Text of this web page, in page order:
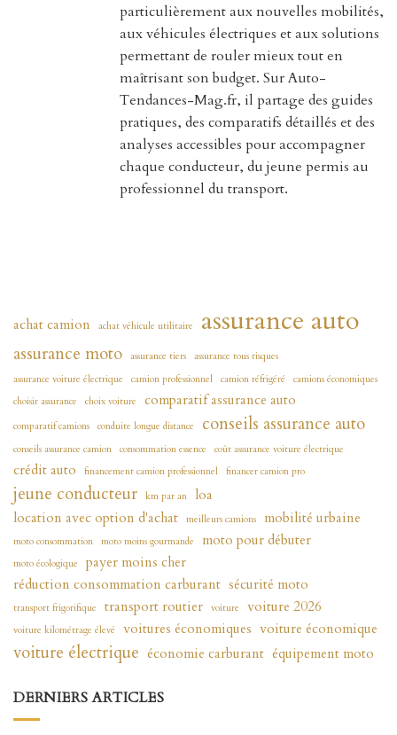
particulièrement aux nouvelles mobilités,
aux véhicules électriques et aux solutions
permettant de rouler mieux tout en
maîtrisant son budget. Sur Auto-
Tendances-Mag.fr, il partage des guides
pratiques, des comparatifs détaillés et des
analyses accessibles pour accompagner
chaque conducteur, du jeune permis au
professionnel du transport.
achat camion achat véhicule utilitaire assurance auto
assurance moto assurance tiers assurance tous risques
assurance voiture électrique
camion professionnel camion réfrigéré
camions économiques
choisir assurance
choix voiture comparatif assurance auto
comparatif camions conduite longue distance conseils assurance auto
conseils assurance camion consommation essence coût assurance voiture électrique
crédit auto financement camion professionnel financer camion pro
jeune conducteur km par an
loa
location avec option d'achat meilleurs camions mobilité urbaine
moto consommation moto moins gourmande moto pour débuter
moto écologique
payer moins cher
réduction consommation carburant sécurité moto
transport frigorifique transport routier voiture voiture 2026
voiture kilométrage élevé voitures économiques voiture économique
voiture électrique économie carburant équipement moto
DERNIERS ARTICLES